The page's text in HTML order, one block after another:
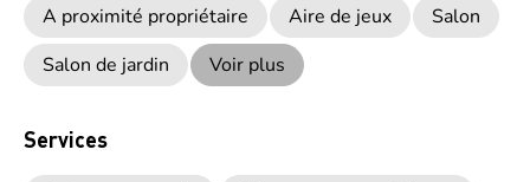
A proximité propriétaire Aire de jeux
Salon
Salon de jardin
Voir plus
Services